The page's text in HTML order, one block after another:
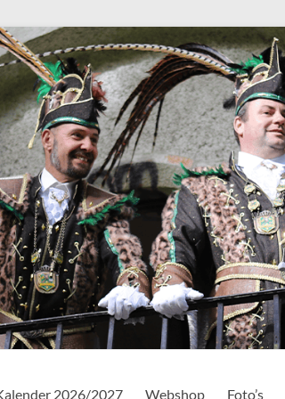
2026/2027 Webshop Foto’s